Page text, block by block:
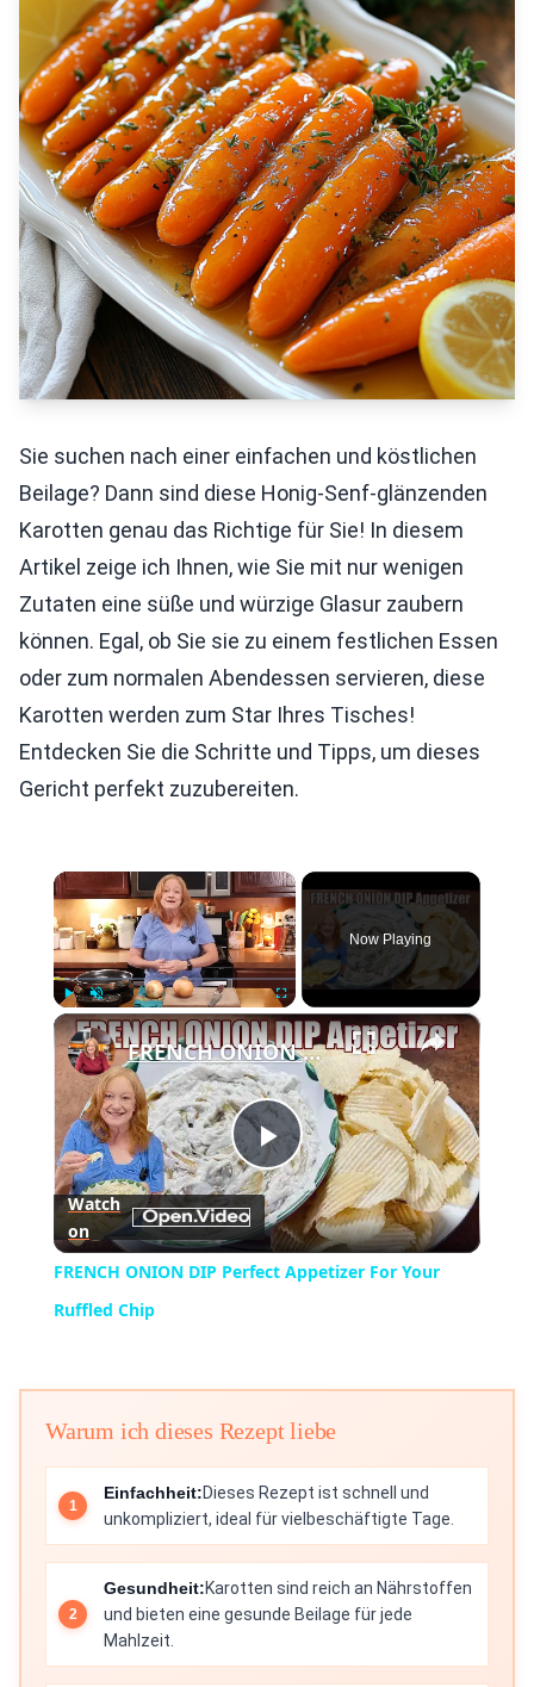
Sie suchen nach einer einfachen und köstlichen
Beilage? Dann sind diese Honig-Senf-glänzenden
Karotten genau das Richtige für Sie! In diesem
Artikel zeige ich Ihnen, wie Sie mit nur wenigen
Zutaten eine süße und würzige Glasur zaubern
können. Egal, ob Sie sie zu einem festlichen Essen
oder zum normalen Abendessen servieren, diese
Karotten werden zum Star Ihres Tisches!
Entdecken Sie die Schritte und Tipps, um dieses
Gericht perfekt zuzubereiten.
×
Play Unmute Fullscreen
Now Playing
×
Play
Video
FRENCH ONION DIP Perfect Appetizer For Your Ruffled Chip
Watch
on
FRENCH ONION DIP Perfect Appetizer For Your
Ruffled Chip
Warum ich dieses Rezept liebe
Einfachheit:Dieses Rezept ist schnell und
unkompliziert, ideal für vielbeschäftigte Tage.
Gesundheit:Karotten sind reich an Nährstoffen
und bieten eine gesunde Beilage für jede
Mahlzeit.